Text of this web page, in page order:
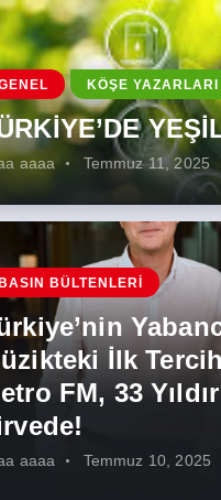
KÖŞE YAZARLARI
aaaa Temmuz 11, 2025
BASIN BÜLTENLERI
İlk
FM, 33 Yıldır
aaaa Temmuz 10, 2025